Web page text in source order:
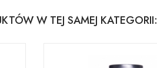
W TEJ SAMEJ KATEGORII: